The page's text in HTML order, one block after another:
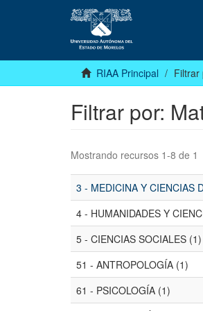
RIAA Principal Filtrar
Filtrar por:
Mostrando recursos 1-8 de 1
3 - MEDICINA Y CIENCIAS
4 - HUMANIDADES Y
5 - CIENCIAS SOCIALES (1)
51 - ANTROPOLOGÍA (1)
61 - PSICOLOGÍA (1)